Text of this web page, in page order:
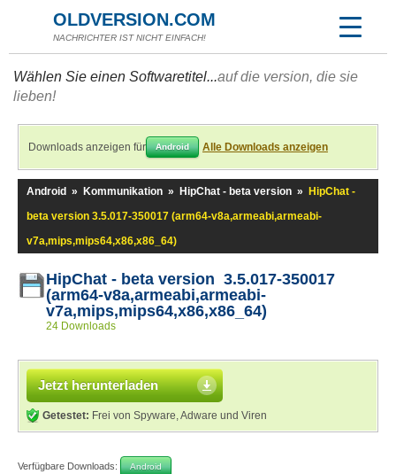
OLDVERSION.COM
NACHRICHTER IST NICHT EINFACH!
Wählen Sie einen Softwaretitel...auf die version, die sie
lieben!
Downloads anzeigen für Android Alle Downloads anzeigen
Android » Kommunikation » HipChat - beta version »
HipChat -
beta version 3.5.017-350017 (arm64-v8a,armeabi,armeabi-
v7a,mips,mips64,x86,x86_64)
HipChat - beta version 3.5.017-350017
(arm64-v8a,armeabi,armeabi-
v7a,mips,mips64,x86,x86_64)
24 Downloads
Jetzt herunterladen
Getestet: Frei von Spyware, Adware und Viren
Verfügbare Downloads: Android